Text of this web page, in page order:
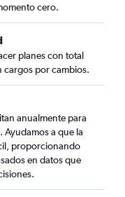
cero.
planes con total
cargos por cambios.
anualmente para
Ayudamos a que la
proporcionando
en datos que